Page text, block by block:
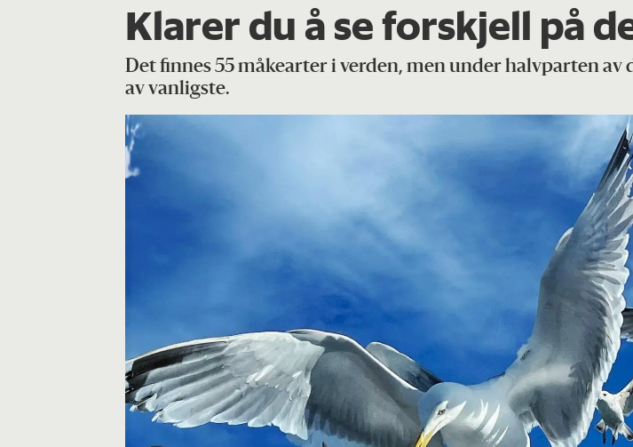
Klarer du å se forskjell på
Det finnes 55 måkearter i verden, men under halvparten
av vanligste.